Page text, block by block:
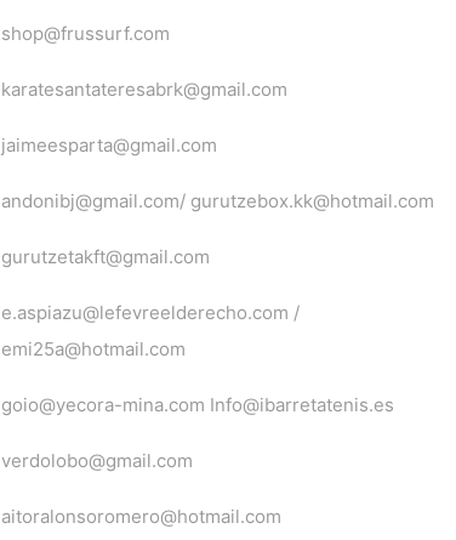
shop@frussurf.com
karatesantateresabrk@gmail.com
jaimeesparta@gmail.com
andonibj@gmail.com/ gurutzebox.kk@hotmail.com
gurutzetakft@gmail.com
e.aspiazu@lefevreelderecho.com /
emi25a@hotmail.com
goio@yecora-mina.com Info@ibarretatenis.es
verdolobo@gmail.com
aitoralonsoromero@hotmail.com